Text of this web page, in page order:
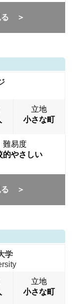
る ＞
立地
小さな町
難易度
的やさしい
る ＞
学
立地
小さな町